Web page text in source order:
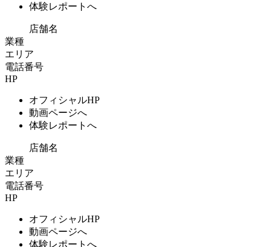
体験レポートへ
店舗名
業種
エリア
電話番号
HP
オフィシャルHP
動画ページへ
体験レポートへ
店舗名
業種
エリア
電話番号
HP
オフィシャルHP
動画ページへ
体験レポートへ